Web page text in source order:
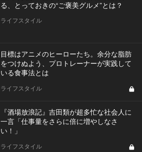
る、とっておきの“ご褒美グルメ”とは？
ライフスタイル
目標はアニメのヒーローたち。余分な脂肪
をつけぬよう、プロトレーナーが実践して
いる食事法とは
ライフスタイル
『酒場放浪記』吉田類が超多忙な社会人に
一言「仕事量をさらに倍に増やしなさ
い！」
ライフスタイル